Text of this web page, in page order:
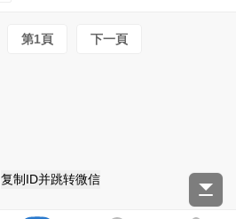
第1頁 下一頁
复制ID并跳转微信